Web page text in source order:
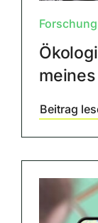
Forschung
Beitrag